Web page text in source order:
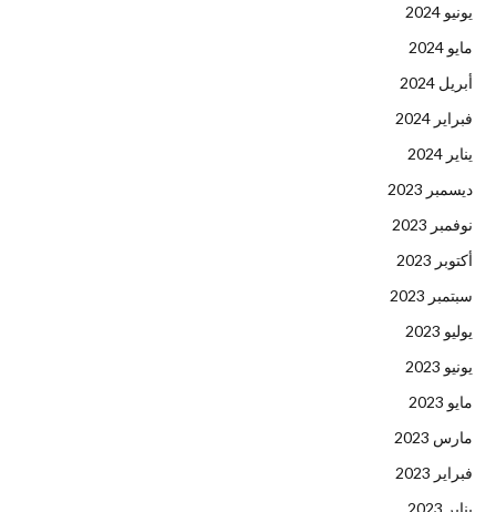
يونيو 2024
مايو 2024
أبريل 2024
فبراير 2024
يناير 2024
ديسمبر 2023
نوفمبر 2023
أكتوبر 2023
سبتمبر 2023
يوليو 2023
يونيو 2023
مايو 2023
مارس 2023
فبراير 2023
يناير 2023